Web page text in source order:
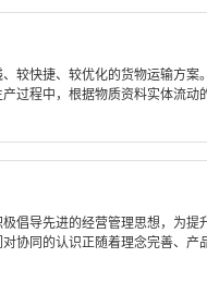
较快捷、较优化的货物运输方
过程中，根据物质资料实体流动
倡导先进的经营管理思想，为
协同的认识正随着理念完善、产